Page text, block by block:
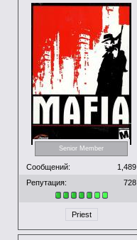
Senior Member
Сообщений:
1,489
Репутация:
728
Priest